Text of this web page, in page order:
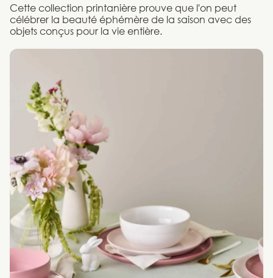
Cette collection printanière prouve que l'on peut
célébrer la beauté éphémère de la saison avec des
objets conçus pour la vie entière.